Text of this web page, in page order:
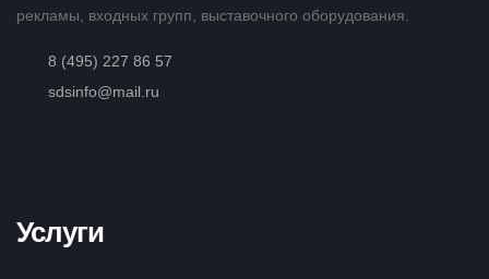
рекламы, входных групп, выставочного оборудования.
8 (495) 227 86 57
sdsinfo@mail.ru
Услуги